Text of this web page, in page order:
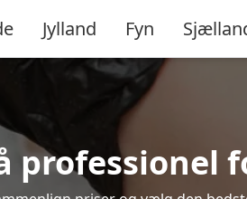
Jylland Fyn
professionel